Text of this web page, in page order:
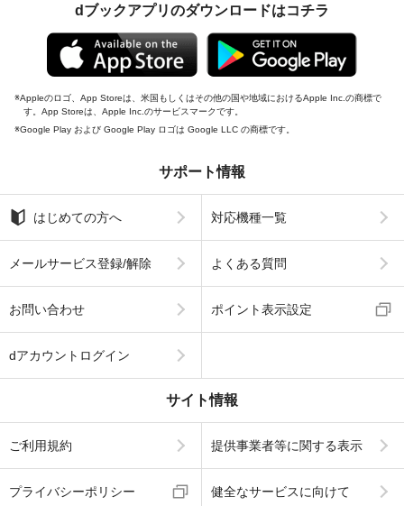
dブックアプリのダウンロードはコチラ
Appleのロゴ、App Storeは、米国もしくはその他の国や地域におけるApple Inc.の商標で
す。App Storeは、Apple Inc.のサービスマークです。
Google Play および Google Play ロゴは Google LLC の商標です。
サポート情報
はじめての方へ 対応機種一覧
メールサービス登録/解除 よくある質問
お問い合わせ ポイント表示設定
dアカウントログイン
サイト情報
ご利用規約 提供事業者等に関する表示
プライバシーポリシー 健全なサービスに向けて